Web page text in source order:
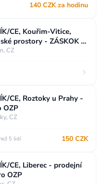
140 CZK za hodinu
CE, Kouřim-Vitice,
prostory - ZÁSKOK V
CZ
CE, Roztoky u Prahy -
OZP
CZ
5 lidí 150 CZK
CE, Liberec - prodejní
OZP